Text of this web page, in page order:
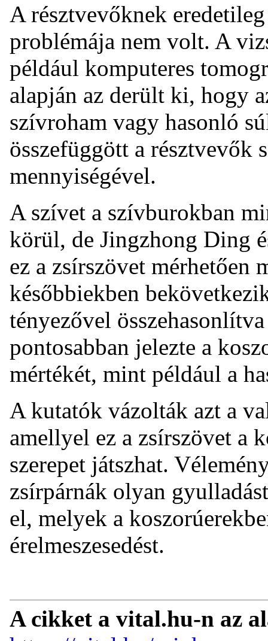
A résztvevőknek
problémája nem volt. A
például komputeres
alapján az derült ki, hogy
szívroham vagy hasonló
összefüggött a
mennyiségével.
A szívet a szívburokban
körül, de Jingzhong Ding
ez a zsírszövet mérhetően
későbbiekben
tényezővel
pontosabban jelezte a
mértékét, mint például a
A kutatók vázolták azt a
amellyel ez a zsírszövet a
szerepet játszhat.
zsírpárnák olyan
el, melyek a
érelmeszesedést.
A cikket a vital.hu-n az